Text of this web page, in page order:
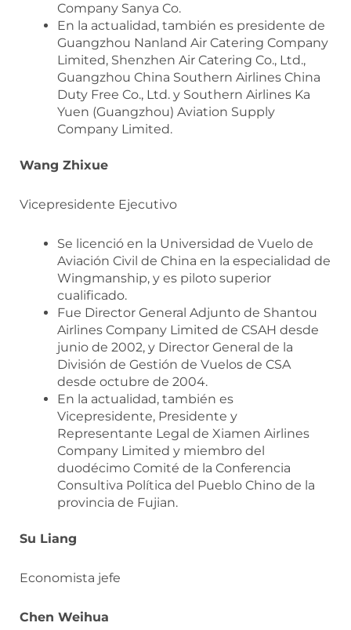
Company Sanya Co.
En la actualidad, también es presidente de
Guangzhou Nanland Air Catering Company
Limited, Shenzhen Air Catering Co., Ltd.,
Guangzhou China Southern Airlines China
Duty Free Co., Ltd. y Southern Airlines Ka
Yuen (Guangzhou) Aviation Supply
Company Limited.
Wang Zhixue
Vicepresidente Ejecutivo
Se licenció en la Universidad de Vuelo de
Aviación Civil de China en la especialidad de
Wingmanship, y es piloto superior
cualificado.
Fue Director General Adjunto de Shantou
Airlines Company Limited de CSAH desde
junio de 2002, y Director General de la
División de Gestión de Vuelos de CSA
desde octubre de 2004.
En la actualidad, también es
Vicepresidente, Presidente y
Representante Legal de Xiamen Airlines
Company Limited y miembro del
duodécimo Comité de la Conferencia
Consultiva Política del Pueblo Chino de la
provincia de Fujian.
Su Liang
Economista jefe
Chen Weihua